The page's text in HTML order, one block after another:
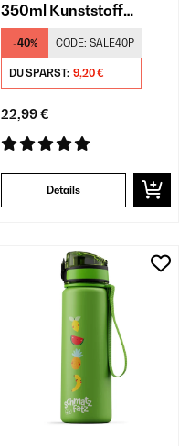
350ml Kunststoff
Trinkflasche Kinder
Pastellrosa
-40% CODE: SALE40P
DU SPARST: 9,20 €
22,99 €
Details